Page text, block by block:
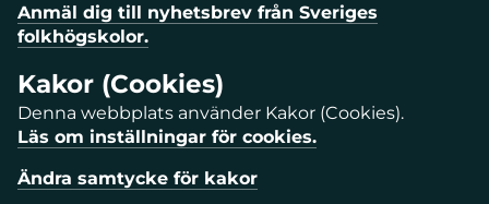
Anmäl dig till nyhetsbrev från Sveriges
folkhögskolor.
Kakor (Cookies)
Denna webbplats använder Kakor (Cookies).
Läs om inställningar för cookies.
Ändra samtycke för kakor